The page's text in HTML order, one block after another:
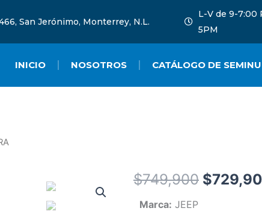
San Jerónimo, Monterrey, N.L.
L-V de 9-7:00
5PM
INICIO NOSOTROS CATÁLOGO DE
$749,900 $
Marca: JEEP